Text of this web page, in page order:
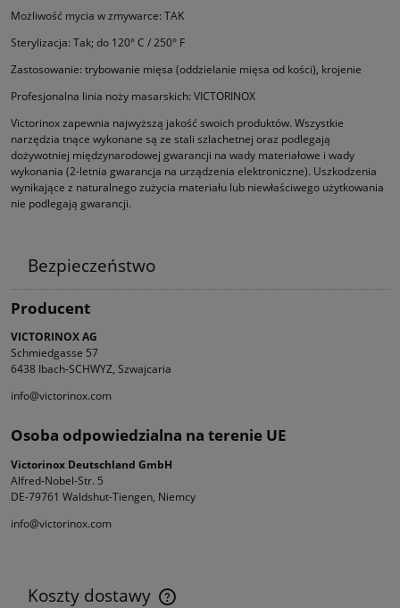
Możliwość mycia w zmywarce: TAK
Sterylizacja: Tak; do 120° C / 250° F
Zastosowanie: trybowanie mięsa (oddzielanie mięsa od kości), krojenie
Profesjonalna linia noży masarskich: VICTORINOX
Victorinox zapewnia najwyższą jakość swoich produktów. Wszystkie
narzędzia tnące wykonane są ze stali szlachetnej oraz podle­gają
dożywotniej międzynarodowej gwarancji na wady materiałowe i wady
wykonania (2-letnia gwarancja na urządzenia elektro­niczne). Uszkodzenia
wynikające z naturalnego zużycia materiału lub niewłaściwego użytkowania
nie podlegają gwarancji.
Bezpieczeństwo
Producent
VICTORINOX AG
Schmiedgasse 57
6438 Ibach-SCHWYZ, Szwajcaria
info@victorinox.com
Osoba odpowiedzialna na terenie UE
Victorinox Deutschland GmbH
Alfred-Nobel-Str. 5
DE-79761 Waldshut-Tiengen, Niemcy
info@victorinox.com
Koszty dostawy